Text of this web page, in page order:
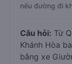
nếu đường đi
Câu hỏi: Từ
Khánh Hòa
bằng xe